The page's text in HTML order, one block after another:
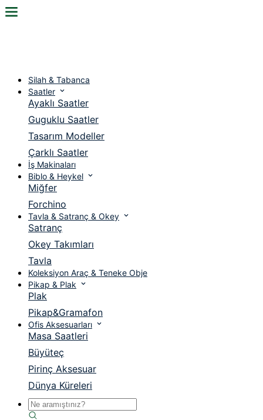
3000 TL üZERİ ÜCRETSİZ KARGO !
3000 TL üZERİ ÜCRETSİZ KARGO !
Silah & Tabanca
Saatler
Ayaklı Saatler
Guguklu Saatler
Tasarım Modeller
Çarklı Saatler
İş Makinaları
Biblo & Heykel
Miğfer
Forchino
Tavla & Satranç & Okey
Satranç
Okey Takımları
Tavla
Koleksiyon Araç & Teneke Obje
Pikap & Plak
Plak
Pikap&Gramafon
Ofis Aksesuarları
Masa Saatleri
Büyüteç
Pirinç Aksesuar
Dünya Küreleri